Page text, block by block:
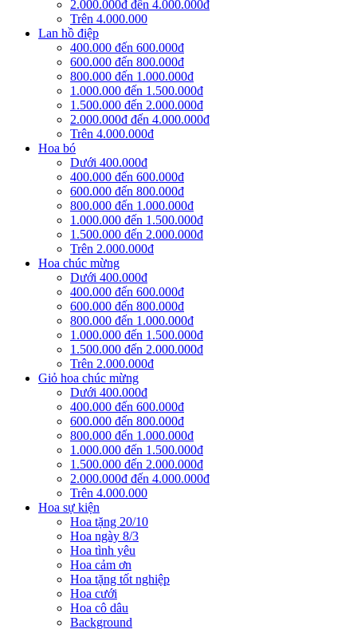
2.000.000đ đến 4.000.000đ
Trên 4.000.000
Lan hồ điệp
400.000 đến 600.000đ
600.000 đến 800.000đ
800.000 đến 1.000.000đ
1.000.000 đến 1.500.000đ
1.500.000 đến 2.000.000đ
2.000.000đ đến 4.000.000đ
Trên 4.000.000đ
Hoa bó
Dưới 400.000đ
400.000 đến 600.000đ
600.000 đến 800.000đ
800.000 đến 1.000.000đ
1.000.000 đến 1.500.000đ
1.500.000 đến 2.000.000đ
Trên 2.000.000đ
Hoa chúc mừng
Dưới 400.000đ
400.000 đến 600.000đ
600.000 đến 800.000đ
800.000 đến 1.000.000đ
1.000.000 đến 1.500.000đ
1.500.000 đến 2.000.000đ
Trên 2.000.000đ
Giỏ hoa chúc mừng
Dưới 400.000đ
400.000 đến 600.000đ
600.000 đến 800.000đ
800.000 đến 1.000.000đ
1.000.000 đến 1.500.000đ
1.500.000 đến 2.000.000đ
2.000.000đ đến 4.000.000đ
Trên 4.000.000
Hoa sự kiện
Hoa tặng 20/10
Hoa ngày 8/3
Hoa tình yêu
Hoa cảm ơn
Hoa tặng tốt nghiệp
Hoa cưới
Hoa cô dâu
Background